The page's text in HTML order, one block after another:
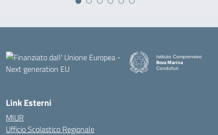
Istituto Comprensivo
Bova Marina
Condofuri
Link Esterni
MIUR
Ufficio Scolastico Regionale